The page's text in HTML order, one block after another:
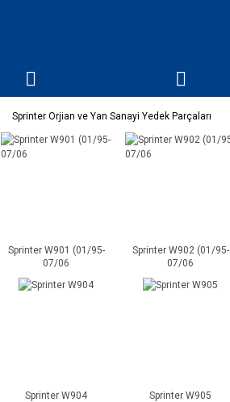
Sprinter Orjian ve Yan Sanayi Yedek Parçaları
Sprinter W901 (01/95-
07/06
Sprinter W902 (01/95-
07/06
Sprinter W904 Sprinter W905